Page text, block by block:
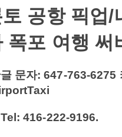
공항 픽업/
폭포 여행 써
문자: 647-763-6275
416-222-9196.